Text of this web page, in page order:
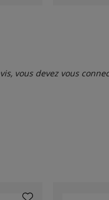
vous devez vous